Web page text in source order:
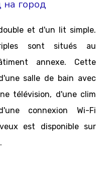
на город
et d'un lit simple.
sont situés au
annexe. Cette
salle de bain avec
télévision, d'une clim
connexion Wi-Fi
est disponible sur